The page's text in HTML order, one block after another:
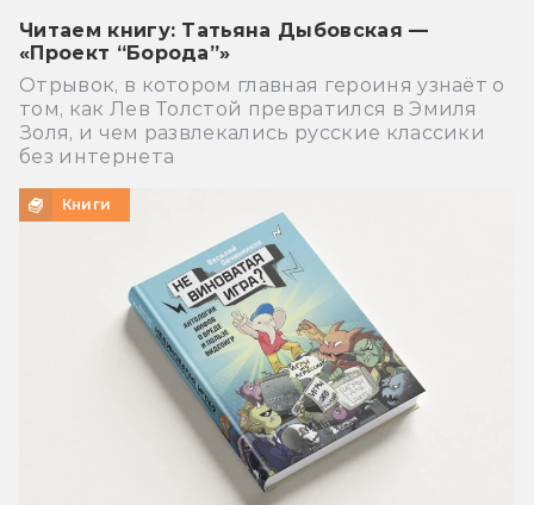
Читаем книгу: Татьяна Дыбовская —
«Проект “Борода”»
Отрывок, в котором главная героиня узнаёт о
том, как Лев Толстой превратился в Эмиля
Золя, и чем развлекались русские классики
без интернета
Книги